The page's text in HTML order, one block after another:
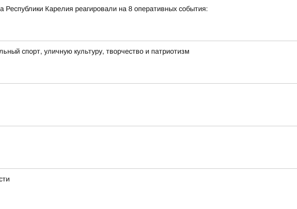
Карелия реагировали на 8 оперативных события:
спорт, уличную культуру, творчество и патриотизм